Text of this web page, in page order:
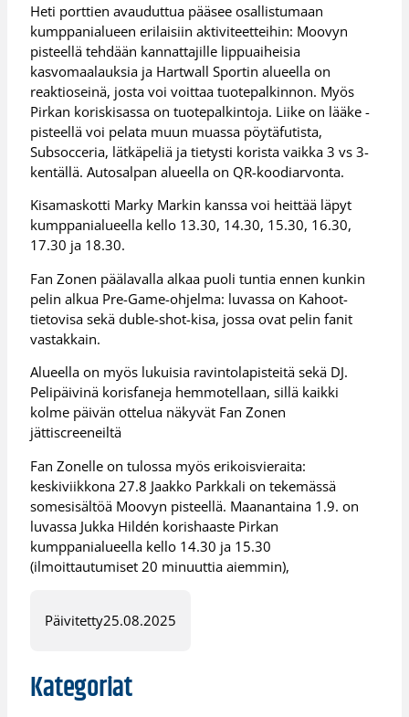
Heti porttien avauduttua pääsee osallistumaan
kumppanialueen erilaisiin aktiviteetteihin: Moovyn
pisteellä tehdään kannattajille lippuaiheisia
kasvomaalauksia ja Hartwall Sportin alueella on
reaktioseinä, josta voi voittaa tuotepalkinnon. Myös
Pirkan koriskisassa on tuotepalkintoja. Liike on lääke -
pisteellä voi pelata muun muassa pöytäfutista,
Subsocceria, lätkäpeliä ja tietysti korista vaikka 3 vs 3-
kentällä. Autosalpan alueella on QR-koodiarvonta.
Kisamaskotti Marky Markin kanssa voi heittää läpyt
kumppanialueella kello 13.30, 14.30, 15.30, 16.30,
17.30 ja 18.30.
Fan Zonen päälavalla alkaa puoli tuntia ennen kunkin
pelin alkua Pre-Game-ohjelma: luvassa on Kahoot-
tietovisa sekä duble-shot-kisa, jossa ovat pelin fanit
vastakkain.
Alueella on myös lukuisia ravintolapisteitä sekä DJ.
Pelipäivinä korisfaneja hemmotellaan, sillä kaikki
kolme päivän ottelua näkyvät Fan Zonen
jättiscreeneiltä
Fan Zonelle on tulossa myös erikoisvieraita:
keskiviikkona 27.8 Jaakko Parkkali on tekemässä
somesisältöä Moovyn pisteellä. Maanantaina 1.9. on
luvassa Jukka Hildén korishaaste Pirkan
kumppanialueella kello 14.30 ja 15.30
(ilmoittautumiset 20 minuuttia aiemmin),
Päivitetty25.08.2025
Kategoriat